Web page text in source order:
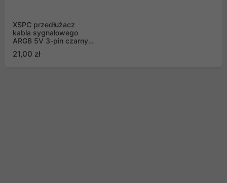
XSPC przedłużacz
kabla sygnałowego
ARGB 5V 3-pin czarny
21,00 zł